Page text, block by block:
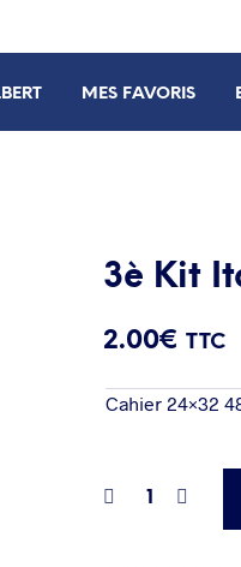
MES FAVORIS
3è Kit
2.00€ TTC
Cahier 24×32